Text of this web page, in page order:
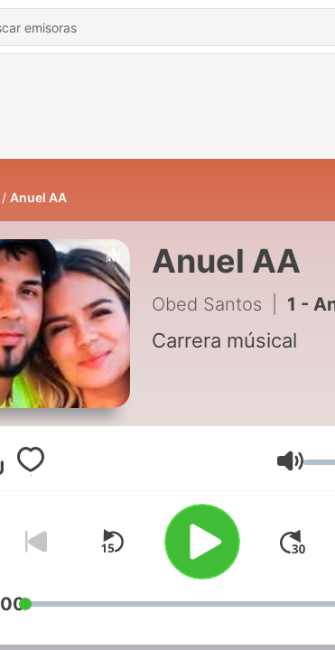
Anuel AA
Anuel AA
Obed Santos 1 -
Carrera músical